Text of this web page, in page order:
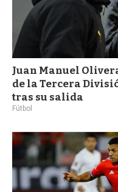
Juan Manuel
de la Tercera
tras su salida
Fútbol